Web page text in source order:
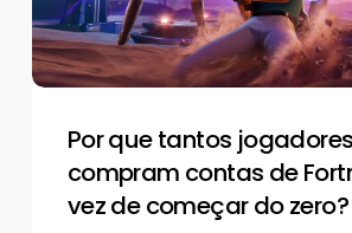
de
Fortnite
em
começar
Por que tantos jogadores
compram contas de
vez de começar do zero?